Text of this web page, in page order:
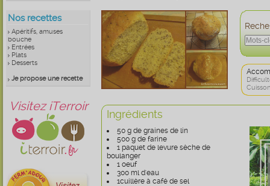
Nos recettes
Apéritifs, amuses
bouche
Entrées
Plats
Desserts
Je propose une recette
Visitez iTerroir
Ingrédients
50 g de graines de lin
500 g de farine
1 paquet de levure sèche de
boulanger
1 oeuf
300 ml d'eau
1cuillère à café de sel